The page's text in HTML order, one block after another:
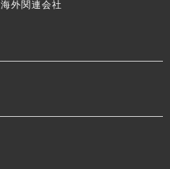
海外関連会社